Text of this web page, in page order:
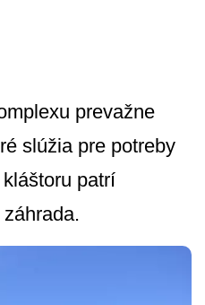
prevažne
slúžia pre potreby
patrí